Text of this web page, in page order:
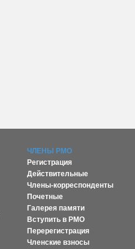
ЧЛЕНЫ РМО
Регистрация
Действительные
Члены-корреспонденты
Почетные
Галерея памяти
Вступить в РМО
Перерегистрация
Членские взносы